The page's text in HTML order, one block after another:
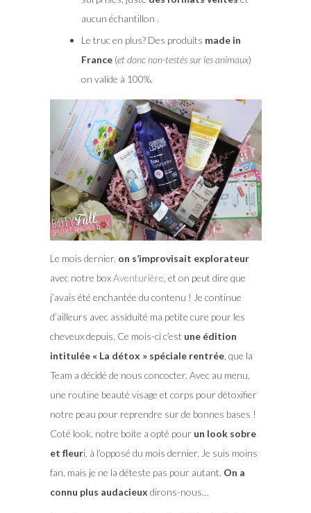
aucun échantillon .
Le truc en plus? Des produits made in
France(et donc non-testés sur les animaux)
on valide à 100%.
Le mois dernier, on s’improvisait explorateur
avec notre boxAventurière , et on peut dire que
j’avais été enchantée du contenu ! Je continue
d’ailleurs avec assiduité ma petite cure pour les
cheveux depuis. Ce mois-ci c’est une édition
intitulée « La détox » spéciale rentrée, que la
Team a décidé de nous concocter. Avec au menu,
une routine beauté visage et corps pour détoxifier
notre peau pour reprendre sur de bonnes bases !
Coté look, notre boite a opté pour un look sobre
et fleuri, à l’opposé du mois dernier. Je suis moins
fan, mais je ne la déteste pas pour autant. On a
connu plus audacieux dirons-nous…